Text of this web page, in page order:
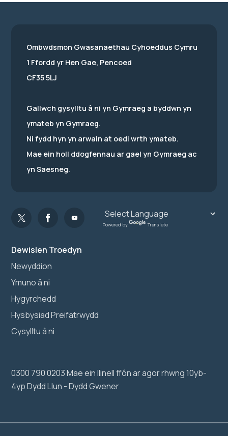
Dewislen Troedyn
Newyddion
Ymuno â ni
Hygyrchedd
Hysbysiad Preifatrwydd
Cysylltu â ni
0300 790 0203 Mae ein llinell ffôn ar agor rhwng 10yb-
4yp Dydd Llun - Dydd Gwener
Ombwdsmon Gwasanaethau Cyhoeddus Cymru
1 Ffordd yr Hen Gae, Pencoed
CF35 5LJ
Gallwch gysylltu â ni yn Gymraeg a byddwn yn
ymateb yn Gymraeg.
Ni fydd hyn yn arwain at oedi wrth ymateb.
Mae ein holl ddogfennau ar gael yn Gymraeg ac
yn Saesneg.
Powered by Translate